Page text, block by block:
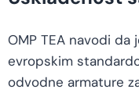
OMP TEA navodi
evropskim
odvodne armature